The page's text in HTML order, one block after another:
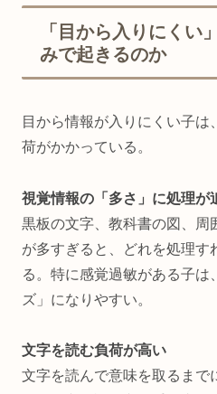
「目から入りにく
みで起きるのか
目から情報が入りにくい子は
荷がかかっている。
視覚情報の「多さ」に処理が
黒板の文字、教科書の図、
が多すぎると、どれを処理す
る。特に感覚過敏がある子は
ズ」になりやすい。
文字を読む負荷が高い
文字を読んで意味を取るまで